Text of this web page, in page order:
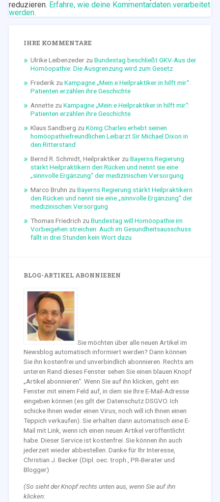
reduzieren. Erfahre, wie deine Kommentardaten verarbeitet
werden.
IHRE KOMMENTARE
Ulrike Leibenzederzu Bundestag beschließt GKV-Aus der
Homöopathie: Die Ausgrenzung wird zum Gesetz
Frederik zu Kampagne „Mein:e Heilpraktiker:in hilft mir“:
Patienten erzählen ihre Geschichte
Annettezu Kampagne „Mein:e Heilpraktiker:in hilft mir“:
Patienten erzählen ihre Geschichte
Klaus Sandberg zu König Charles erhebt seinen
homöopathiefreundlichen Leibarzt Sir Michael Dixon in
den Ritterstand
Bernd R. Schmidt, Heilpraktikerzu Bayerns Regierung
stärkt Heilpraktikern den Rücken und nennt sie eine
„sinnvolle Ergänzung“ der medizinischen Versorgung
Marco Bruhn zu Bayerns Regierung stärkt Heilpraktikern
den Rücken und nennt sie eine „sinnvolle Ergänzung“ der
medizinischen Versorgung
Thomas Friedrich zu Bundestag will Homöopathie im
Vorbeigehen streichen: Auch im Gesundheitsausschuss
fällt in drei Stunden kein Wort dazu
BLOG-ARTIKEL ABONNIEREN
Sie möchten über alle neuen Artikel im
Newsblog automatisch informiert werden? Dann können
Sie ihn kostenfrei und unverbindlich abonnieren. Rechts am
unteren Rand dieses Fenster sehen Sie einen blauen Knopf
„Artikel abonnieren“. Wenn Sie auf ihn klicken, geht ein
Fenster mit einem Feld auf, in dem sie Ihre E-Mail-Adresse
eingeben können (es gilt der Datenschutz DSGVO. Ich
schicke Ihnen weder einen Virus, noch will ich Ihnen einen
Teppich verkaufen). Sie erhalten dann automatisch eine E-
Mail mit Link, wenn ich einen neuen Artikel veröffentlicht
habe. Dieser Service ist kostenfrei. Sie können ihn auch
jederzeit wieder abbestellen. Danke für Ihr Interesse,
Christian J. Becker (Dipl. oec. troph., PR-Berater und
Blogger)
(So sieht der Knopf rechts unten aus, wenn Sie auf ihn
klicken: